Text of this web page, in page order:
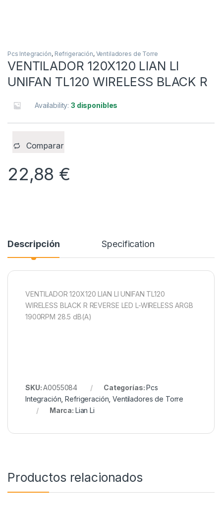
Pcs Integración, Refrigeración, Ventiladores de Torre
VENTILADOR 120X120 LIAN LI
UNIFAN TL120 WIRELESS BLACK R
Availability:3 disponibles
Comparar
22,88 €
Descripción Specification
VENTILADOR 120X120 LIAN LI UNIFAN TL120
WIRELESS BLACK R REVERSE LED L-WIRELESS ARGB
1900RPM 28.5 dB(A)
SKU:A0055084 Categorías:Pcs
Integración ,Refrigeración ,Ventiladores de Torre
Marca: Lian Li
Productos relacionados